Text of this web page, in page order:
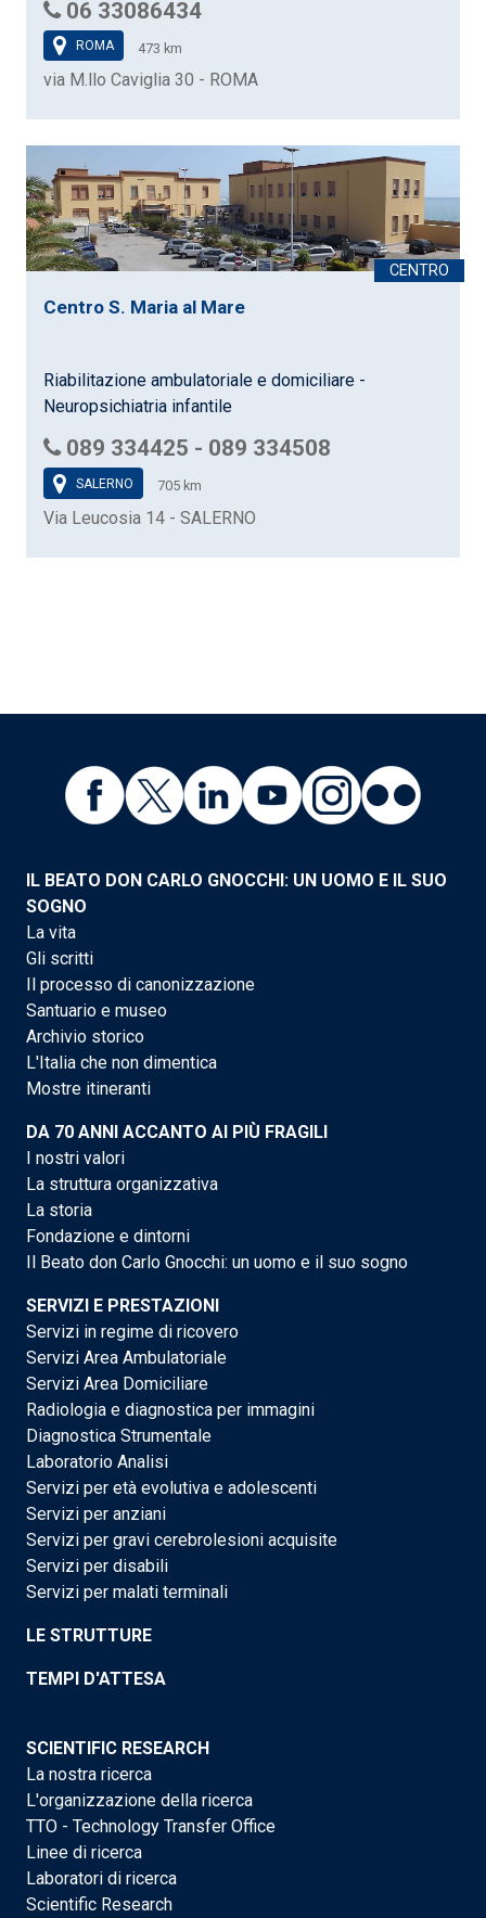
06 33086434
ROMA 473 km
via M.llo Caviglia 30 - ROMA
Centro S. Maria al Mare
Riabilitazione ambulatoriale e domiciliare -
Neuropsichiatria infantile
089 334425 - 089 334508
SALERNO 705 km
Via Leucosia 14 - SALERNO
IL BEATO DON CARLO GNOCCHI: UN UOMO E IL SUO
SOGNO
La vita
Gli scritti
Il processo di canonizzazione
Santuario e museo
Archivio storico
L'Italia che non dimentica
Mostre itineranti
DA 70 ANNI ACCANTO AI PIÙ FRAGILI
I nostri valori
La struttura organizzativa
La storia
Fondazione e dintorni
Il Beato don Carlo Gnocchi: un uomo e il suo sogno
SERVIZI E PRESTAZIONI
Servizi in regime di ricovero
Servizi Area Ambulatoriale
Servizi Area Domiciliare
Radiologia e diagnostica per immagini
Diagnostica Strumentale
Laboratorio Analisi
Servizi per età evolutiva e adolescenti
Servizi per anziani
Servizi per gravi cerebrolesioni acquisite
Servizi per disabili
Servizi per malati terminali
LE STRUTTURE
TEMPI D'ATTESA
SCIENTIFIC RESEARCH
La nostra ricerca
L'organizzazione della ricerca
TTO - Technology Transfer Office
Linee di ricerca
Laboratori di ricerca
Scientific Research